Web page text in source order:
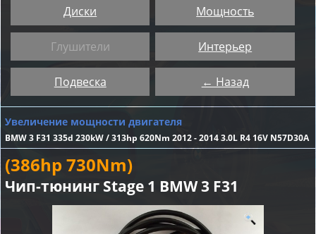
Диски Мощность
Глушители Интерьер
Подвеска ← Назад
Увеличение мощности двигателя
BMW 3 F31 335d 230kW / 313hp 620Nm 2012 - 2014 3.0L R4 16V N57D30A
(386hp 730Nm)
Чип-тюнинг Stage 1 BMW 3 F31